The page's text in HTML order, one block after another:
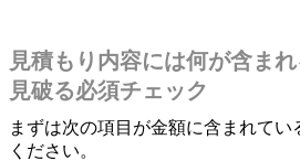
見積もり内容には何が含ま
見破る必須チェック
まずは次の項目が金額に含まれてい
ください。